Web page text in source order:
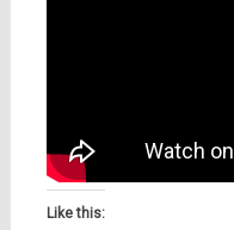
Like this: